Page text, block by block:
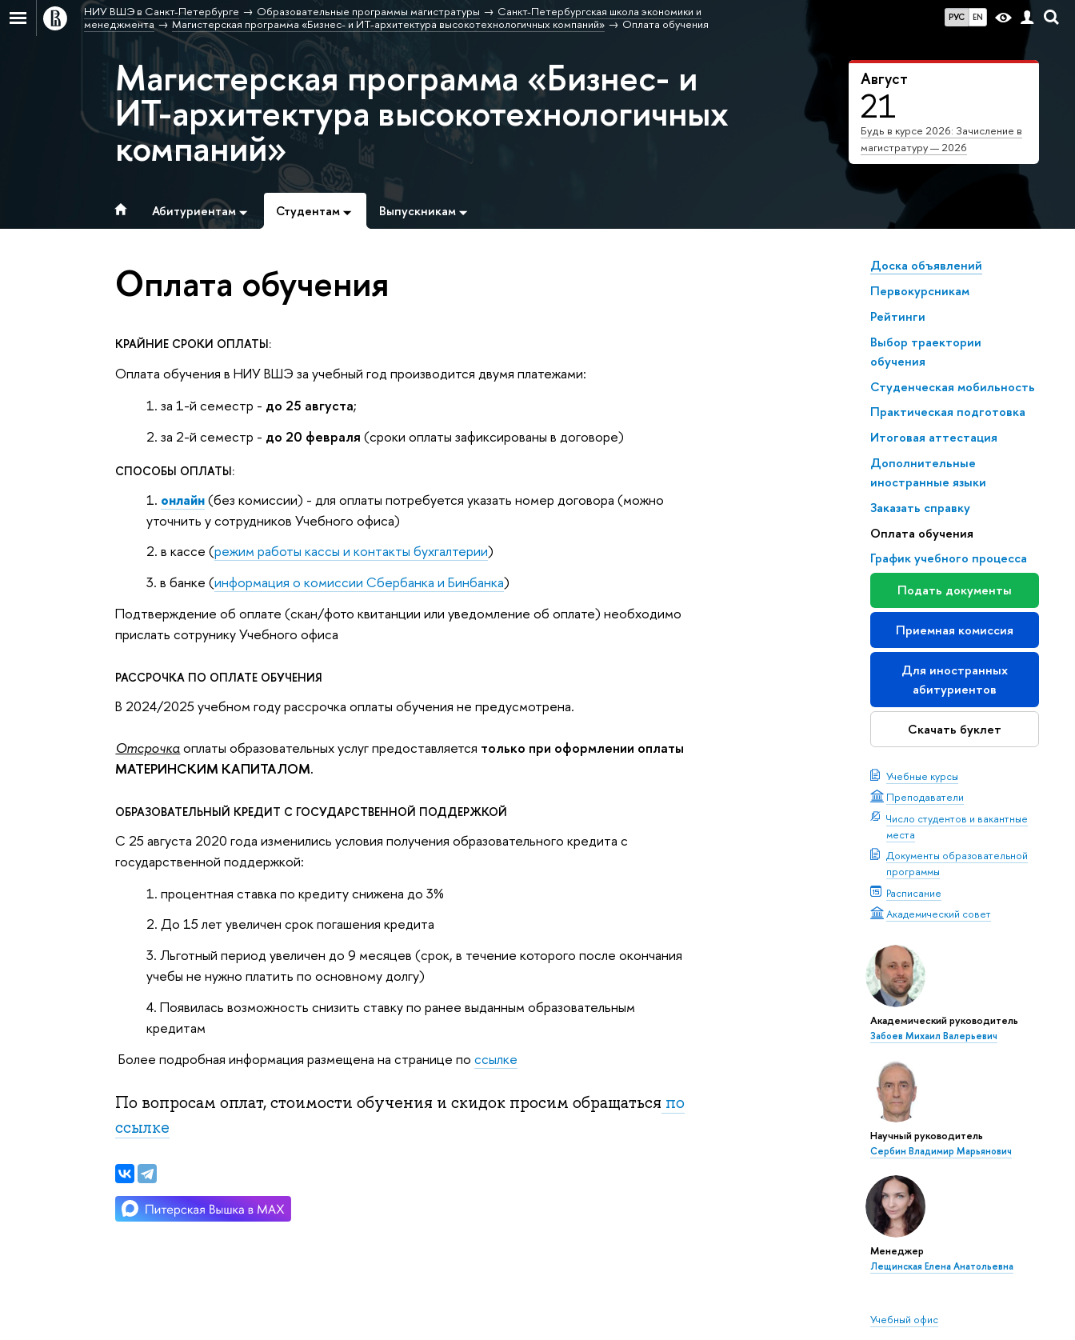
РУС EN
НИУ ВШЭ в Санкт-Петербурге Образовательные программы магистратуры
Санкт-Петербургская школа экономики и
менеджмента
Магистерская программа «Бизнес- и ИТ-архитектура высокотехнологичных компаний» Оплата обучения
Август
21
Будь в курсе 2026: Зачисление в
магистратуру — 2026
Магистерская программа «Бизнес- и
ИТ-архитектура высокотехнологичных
компаний»
Абитуриентам Студентам Выпускникам
Доска объявлений
Первокурсникам
Рейтинги
Выбор траектории
обучения
Студенческая мобильность
Практическая подготовка
Итоговая аттестация
Дополнительные
иностранные языки
Заказать справку
Оплата обучения
График учебного процесса
Подать документы
Приемная комиссия
Для иностранных
абитуриентов
Скачать буклет
Учебные курсы
Преподаватели
Число студентов и вакантные
места
Документы образовательной
программы
Расписание
Академический совет
Академический руководитель
Забоев Михаил Валерьевич
Научный руководитель
Сербин Владимир Марьянович
Менеджер
Лещинская Елена Анатольевна
Учебный офис
Оплата обучения
КРАЙНИЕ СРОКИ ОПЛАТЫ:
Оплата обучения в НИУ ВШЭ за учебный год производится двумя платежами:
за 1-й семестр - до 25 августа;
за 2-й семестр - до 20 февраля (сроки оплаты зафиксированы в договоре)
СПОСОБЫ ОПЛАТЫ:
онлайн(без комиссии) - для оплаты потребуется указать номер договора (можно
уточнить у сотрудников Учебного офиса)
в кассе (режим работы кассы и контакты бухгалтерии)
в банке (информация о комиссии Сбербанка и Бинбанка)
Подтверждение об оплате (скан/фото квитанции или уведомление об оплате) необходимо
прислать сотрунику Учебного офиса
РАССРОЧКА ПО ОПЛАТЕ ОБУЧЕНИЯ
В 2024/2025 учебном году рассрочка оплаты обучения не предусмотрена.
Отсрочкаоплаты образовательных услуг предоставляется только при оформлении оплаты
МАТЕРИНСКИМ КАПИТАЛОМ.
ОБРАЗОВАТЕЛЬНЫЙ КРЕДИТ С ГОСУДАРСТВЕННОЙ ПОДДЕРЖКОЙ
С 25 августа 2020 года изменились условия получения образовательного кредита с
государственной поддержкой:
процентная ставка по кредиту снижена до 3%
До 15 лет увеличен срок погашения кредита
Льготный период увеличен до 9 месяцев (срок, в течение которого после окончания
учебы не нужно платить по основному долгу)
Появилась возможность снизить ставку по ранее выданным образовательным
кредитам
Более подробная информация размещена на странице поссылке
По вопросам оплат, стоимости обучения и скидок просим обращаться по
ссылке